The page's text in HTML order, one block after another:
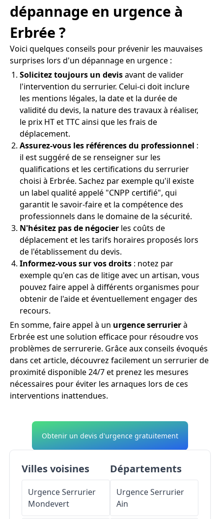
dépannage en urgence à
Erbrée ?
Voici quelques conseils pour prévenir les mauvaises
surprises lors d'un dépannage en urgence :
Solicitez toujours un devisavant de valider
l'intervention du serrurier. Celui-ci doit inclure
les mentions légales, la date et la durée de
validité du devis, la nature des travaux à réaliser,
le prix HT et TTC ainsi que les frais de
déplacement.
Assurez-vous les références du professionnel :
il est suggéré de se renseigner sur les
qualifications et les certifications du serrurier
choisi à Erbrée. Sachez par exemple qu'il existe
un label qualité appelé "CNPP certifié", qui
garantit le savoir-faire et la compétence des
professionnels dans le domaine de la sécurité.
N'hésitez pas de négocier les coûts de
déplacement et les tarifs horaires proposés lors
de l'établissement du devis.
Informez-vous sur vos droits : notez par
exemple qu'en cas de litige avec un artisan, vous
pouvez faire appel à différents organismes pour
obtenir de l'aide et éventuellement engager des
recours.
En somme, faire appel à un urgence serrurierà
Erbrée est une solution efficace pour résoudre vos
problèmes de serrurerie. Grâce aux conseils évoqués
dans cet article, découvrez facilement un serrurier de
proximité disponible 24/7 et prenez les mesures
nécessaires pour éviter les arnaques lors de ces
interventions inattendues.
Obtenir un devis d'urgence gratuitement
Villes voisines
Urgence Serrurier
Mondevert
Départements
Urgence Serrurier
Ain